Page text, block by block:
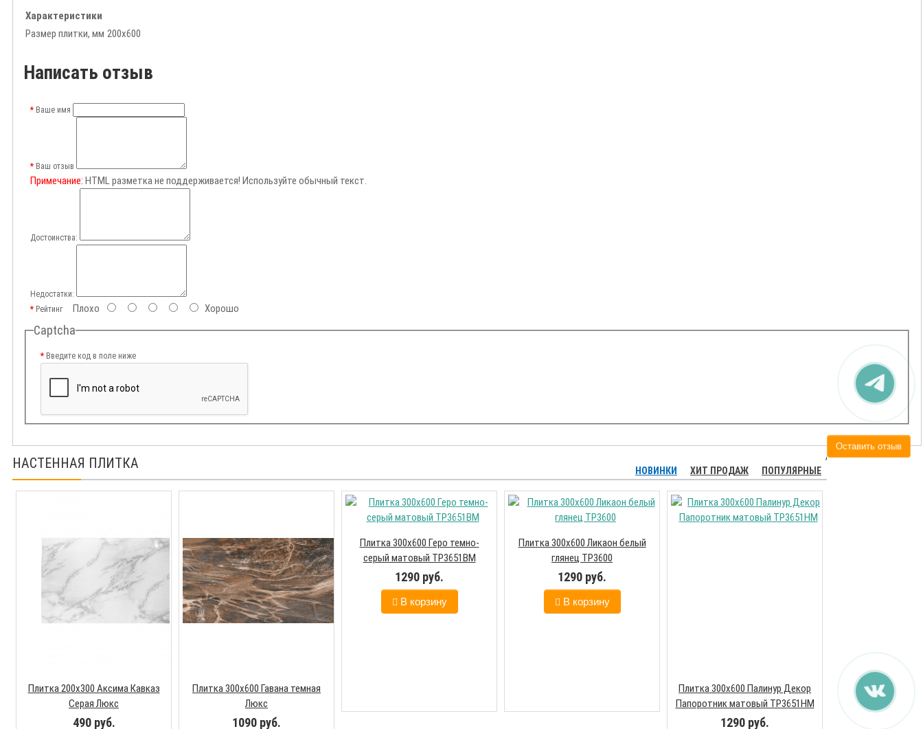
Характеристики
Размер плитки, мм 200х600
Написать отзыв
Ваше имя
Ваш отзыв
Примечание: HTML разметка не поддерживается! Используйте обычный текст.
Достоинства:
Недостатки:
РейтингПлохо Хорошо
Captcha
Введите код в поле ниже
Оставить отзыв
НАСТЕННАЯ ПЛИТКА НОВИНКИ ХИТ ПРОДАЖ ПОПУЛЯРНЫЕ
Плитка 200х300 Аксима Кавказ
Серая Люкс
490 руб.
Плитка 300х600 Гавана темная
Люкс
1090 руб.
Плитка 300х600 Геро темно-
серый матовый ТР3651ВМ
1290 руб.
В корзину
Плитка 300х600 Ликаон белый
глянец ТР3600
1290 руб.
В корзину
Плитка 300х600 Палинур Декор
Папоротник матовый ТР3651НМ
1290 руб.